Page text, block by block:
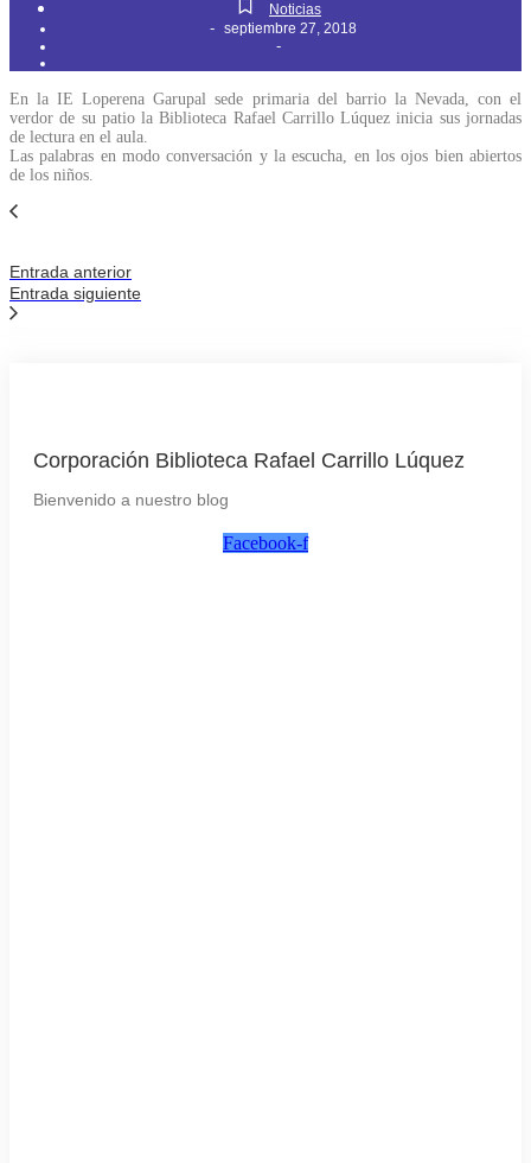
Noticias
- septiembre 27, 2018
-
En la IE Loperena Garupal sede primaria del barrio la Nevada, con el
verdor de su patio la Biblioteca Rafael Carrillo Lúquez inicia sus jornadas
de lectura en el aula.
Las palabras en modo conversación y la escucha, en los ojos bien abiertos
de los niños.
Entrada anterior
Entrada siguiente
Corporación Biblioteca Rafael Carrillo Lúquez
Bienvenido a nuestro blog
Facebook-f